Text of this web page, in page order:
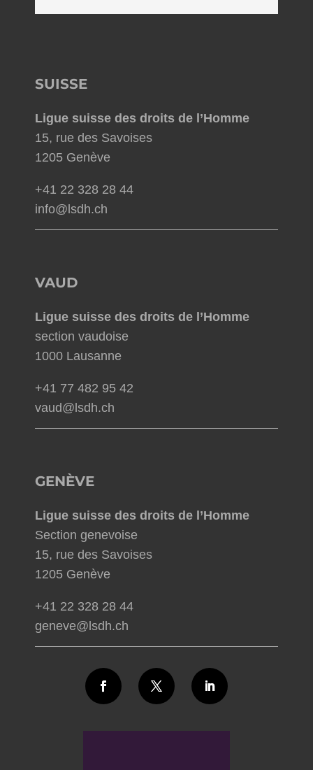
SUISSE
Ligue suisse des droits de l’Homme
15, rue des Savoises
1205 Genève
+41 22 328 28 44
info@lsdh.ch
VAUD
Ligue suisse des droits de l’Homme
section vaudoise
1000 Lausanne
+41 77 482 95 42
vaud@lsdh.ch
GENÈVE
Ligue suisse des droits de l’Homme
Section genevoise
15, rue des Savoises
1205 Genève
+41 22 328 28 44
geneve@lsdh.ch